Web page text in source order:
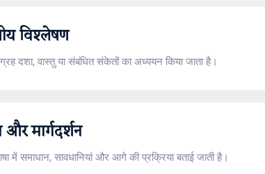
विश्लेषण
दशा, वास्तु या संबंधित संकेतों का अध्ययन किया जाता है।
मार्गदर्शन
में समाधान, सावधानियां और आगे की प्रक्रिया बताई जाती है।